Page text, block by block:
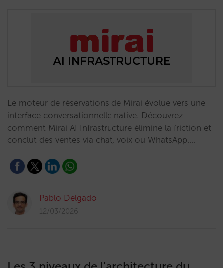
Le moteur de réservations de Mirai évolue vers une
interface conversationnelle native. Découvrez
comment Mirai AI Infrastructure élimine la friction et
conclut des ventes via chat, voix ou WhatsApp.…
Pablo Delgado
12/03/2026